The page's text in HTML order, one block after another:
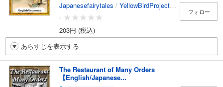
Japanesefairytales / YellowBirdProject/ hori/YukiMori
-
203円 (税込)
フォロー
あらすじを表示する
The Restaurant of Many Orders
【English/Japanese...